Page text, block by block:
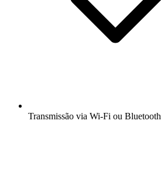
Transmissão via Wi-Fi ou Bluetooth